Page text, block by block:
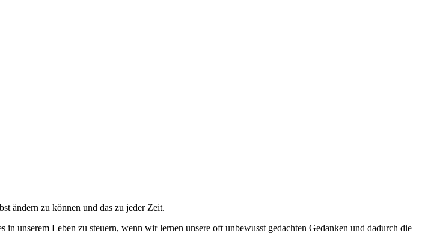
ändern zu können und das zu jeder Zeit.
unserem Leben zu steuern, wenn wir lernen unsere oft unbewusst gedachten Gedanken und dadurch die